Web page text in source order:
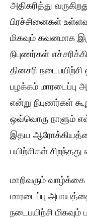
அதிகரித்து
பிரச்சினைகள்
மிகவும் கவனமாக
நிபுணர்கள்
தினசரி
பழக்கம் மாரடைப்பு
என்று நிபுணர்கள்
ஒவ்வொரு நாளும்
இதய
பயிற்சிகள்
மாறிவரும்
மாரடைப்பு
நடைபயிற்சி